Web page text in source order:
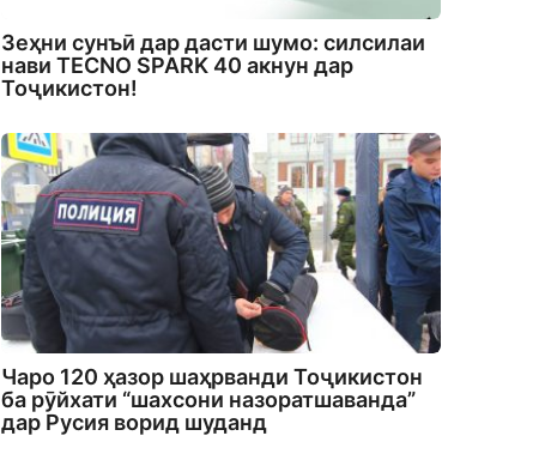
Зеҳни сунъӣ дар дасти шумо: силсилаи
нави TECNO SPARK 40 акнун дар
Тоҷикистон!
Чаро 120 ҳазор шаҳрванди Тоҷикистон
ба рӯйхати “шахсони назоратшаванда”
дар Русия ворид шуданд